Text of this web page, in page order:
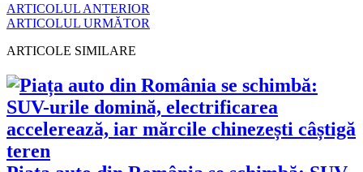
ARTICOLUL ANTERIOR
ARTICOLUL URMĂTOR
ARTICOLE SIMILARE